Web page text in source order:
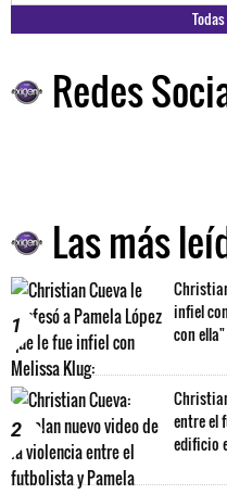
Redes
Las más
1
infiel
con ella"
2
entre el
edificio